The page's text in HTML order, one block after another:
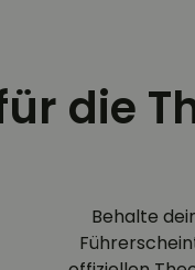
die
Behalte